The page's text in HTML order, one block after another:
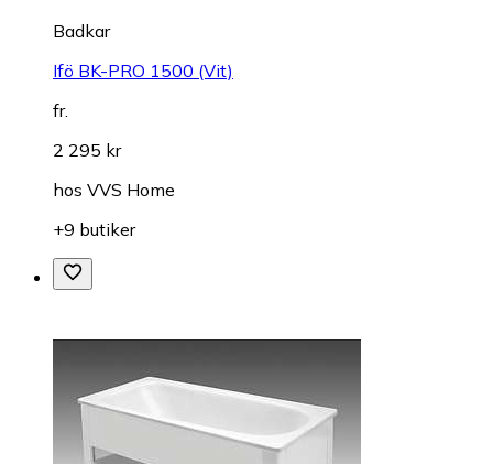
Badkar
Ifö BK-PRO 1500 (Vit)
fr.
2 295 kr
hos VVS Home
+9 butiker